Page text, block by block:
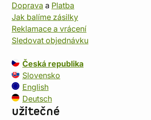
Doprava a Platba
Jak balíme zásilky
Reklamace a vrácení
Sledovat objednávku
Česká republika
Slovensko
English
Deutsch
užitečné